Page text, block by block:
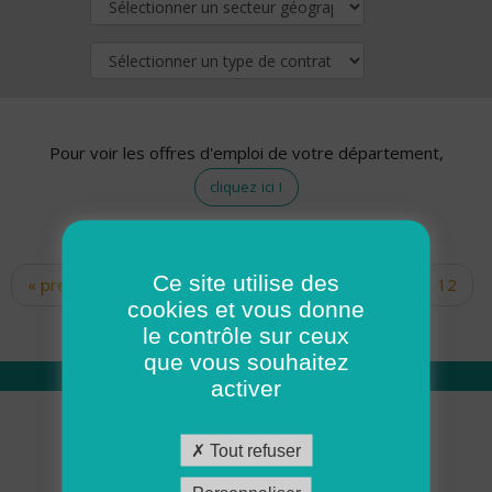
Pour voir les offres d'emploi de votre département,
cliquez ici !
Pages
« premier ‹ précédent … 10
12
14 15 16 17
Qui sommes nous
Académie ADMR
Ce site utilise des
cookies et vous donne
le contrôle sur ceux
que vous souhaitez
activer
Tout refuser